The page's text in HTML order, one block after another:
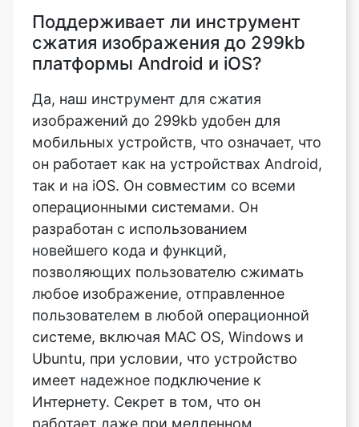
Да, наш инструмент для сжатия
изображений до 299kb удобен для
мобильных устройств, что означает, что
он работает как на устройствах Android,
так и на iOS. Он совместим со всеми
операционными системами. Он
разработан с использованием
новейшего кода и функций,
позволяющих пользователю сжимать
любое изображение, отправленное
пользователем в любой операционной
системе, включая MAC OS, Windows и
Ubuntu, при условии, что устройство
имеет надежное подключение к
Интернету. Секрет в том, что он
работает даже при медленном
подключении к Интернету.